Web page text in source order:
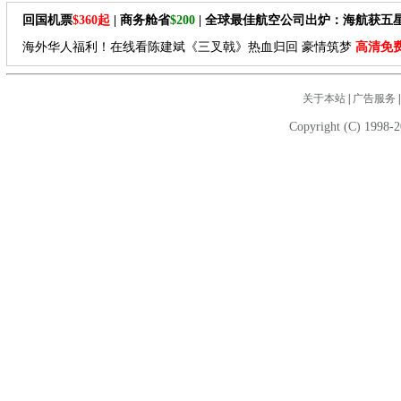
回国机票$360起 | 商务舱省$200 | 全球最佳航空公司出炉：海航获五
海外华人福利！在线看陈建斌《三叉戟》热血归回 豪情筑梦 高清免
关于本站| 广告服务
Copyright (C) 1998-